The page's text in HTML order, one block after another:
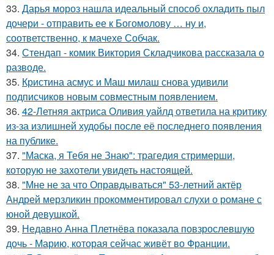
33. Дарья мороз нашла идеальный способ охладить пыл
дочери - отправить ее к Богомолову … ну и,
соответственно, к мачехе Собчак.
34. Стендап - комик Виктория Складчикова рассказала о
разводе.
35. Кристина асмус и Маш милаш снова удивили
подписчиков новым совместным появлением.
36. 42-Летняя актриса Оливия уайлд ответила на критику
из-за излишней худобы после её последнего появления
на публике.
37. "Маска, я Тебя не Знаю": трагедия стримерши,
которую не захотели увидеть настоящей.
38. "Мне не за что Оправдываться" 53-летний актёр
Андрей мерзликин прокомментировал слухи о романе с
юной девушкой.
39. Недавно Анна Плетнёва показала повзрослевшую
дочь - Марию, которая сейчас живёт во Франции.